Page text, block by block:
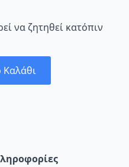
να ζητηθεί κατόπιν